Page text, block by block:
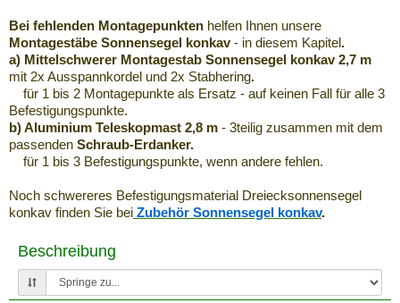
Bei fehlenden Montagepunkten helfen Ihnen unsere
Montagestäbe Sonnensegel konkav- in diesem Kapitel.
a) Mittelschwerer Montagestab Sonnensegel konkav 2,7 m
mit 2x Ausspannkordel und 2x Stabhering.
für 1 bis 2 Montagepunkte als Ersatz - auf keinen Fall für alle 3
Befestigungspunkte.
b) Aluminium Teleskopmast 2,8 m - 3teilig zusammen mit dem
passenden Schraub-Erdanker.
für 1 bis 3 Befestigungspunkte, wenn andere fehlen.
Noch schwereres Befestigungsmaterial Dreiecksonnensegel
konkav finden Sie bei Zubehör Sonnensegel konkav.
Beschreibung